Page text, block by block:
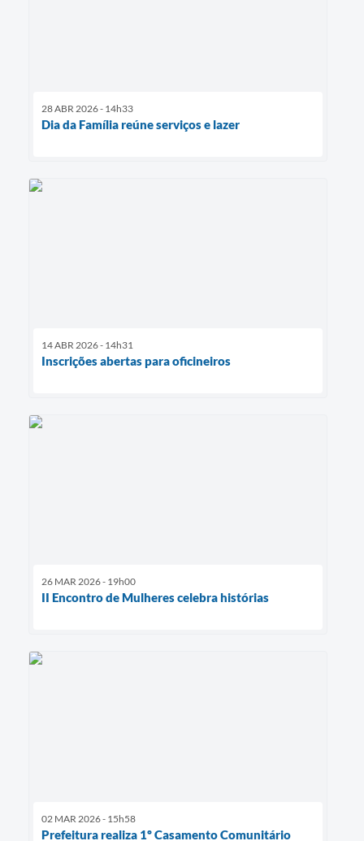
28 ABR 2026 - 14h33
Dia da Família reúne serviços e lazer
14 ABR 2026 - 14h31
Inscrições abertas para oficineiros
26 MAR 2026 - 19h00
II Encontro de Mulheres celebra histórias
02 MAR 2026 - 15h58
Prefeitura realiza 1º Casamento Comunitário